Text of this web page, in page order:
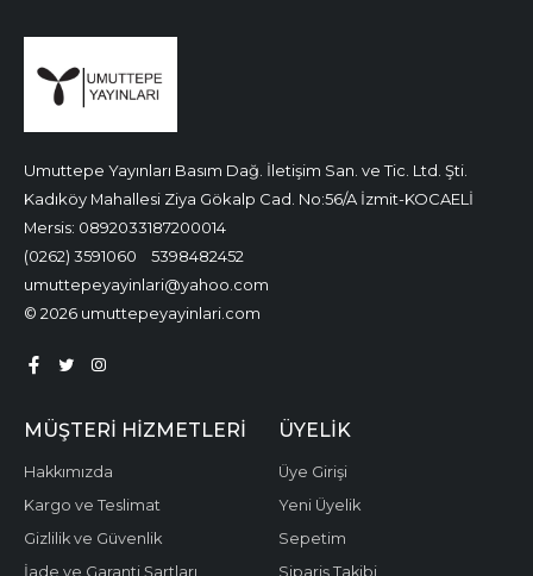
Umuttepe Yayınları Basım Dağ. İletişim San. ve Tic. Ltd. Şti.
Kadıköy Mahallesi Ziya Gökalp Cad. No:56/A İzmit-KOCAELİ
Mersis: 0892033187200014
(0262) 3591060
5398482452
umuttepeyayinlari@yahoo.com
© 2026 umuttepeyayinlari.com
MÜŞTERI HIZMETLERI
Hakkımızda
Kargo ve Teslimat
Gizlilik ve Güvenlik
İade ve Garanti Şartları
ÜYELIK
Üye Girişi
Yeni Üyelik
Sepetim
Sipariş Takibi